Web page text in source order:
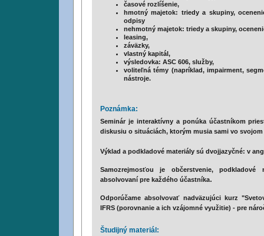
časové rozlíšenie,
hmotný majetok: triedy a skupiny,
odpisy
nehmotný majetok: triedy a skupiny,
leasing,
záväzky,
vlastný kapitál,
výsledovka: ASC 606, služby,
voliteľná témy (napríklad, impairment,
nástroje.
Poznámka:
Seminár je interaktívny a ponúka účastníkom
diskusiu o situáciách, ktorým musia sami vo
Výklad a podkladové materiály sú dvojjazyčné: v
Samozrejmosťou je občerstvenie,
absolvovaní pre každého účastníka.
Odporúčame absolvovať nadväzujúci kurz
IFRS (porovnanie a ich vzájomné využitie) - pre
Študijný materiál: